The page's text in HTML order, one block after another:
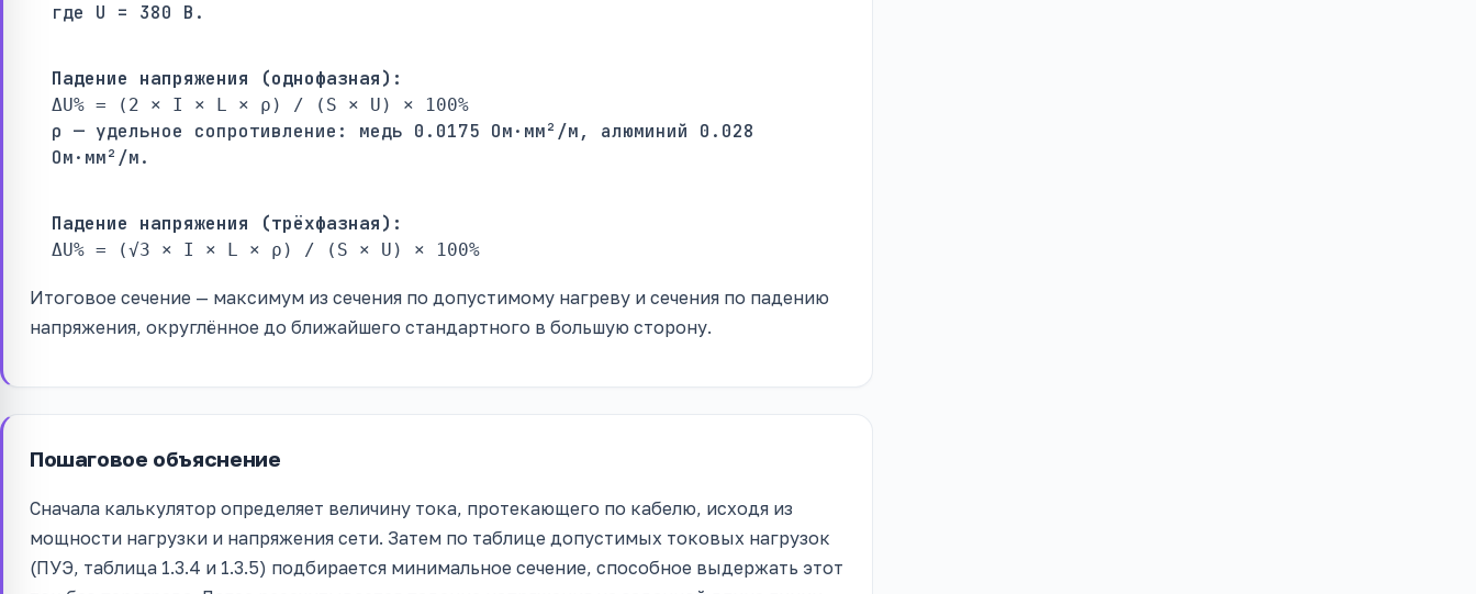
где U = 380 В.
Падение напряжения (однофазная):
ΔU% = (2 × I × L × ρ) / (S × U) × 100%
ρ — удельное сопротивление: медь 0.0175 Ом·мм²/м, алюминий 0.028
Ом·мм²/м.
Падение напряжения (трёхфазная):
ΔU% = (√3 × I × L × ρ) / (S × U) × 100%
Итоговое сечение — максимум из сечения по допустимому нагреву и сечения по падению
напряжения, округлённое до ближайшего стандартного в большую сторону.
Пошаговое объяснение
Сначала калькулятор определяет величину тока, протекающего по кабелю, исходя из
мощности нагрузки и напряжения сети. Затем по таблице допустимых токовых нагрузок
(ПУЭ, таблица 1.3.4 и 1.3.5) подбирается минимальное сечение, способное выдержать этот